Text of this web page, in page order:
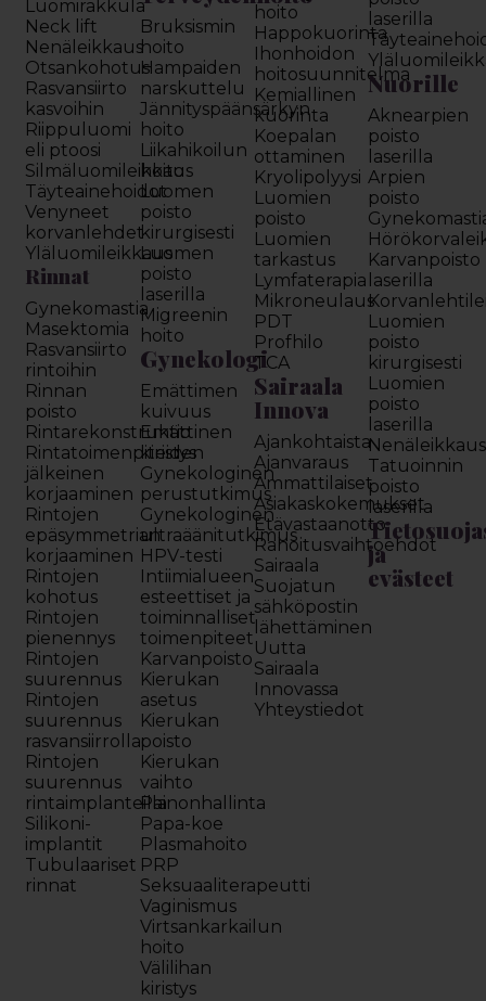
Luomirakkula
Neck lift
Nenäleikkaus
Otsankohotus
Rasvansiirto
kasvoihin
Riippuluomi
eli ptoosi
Silmäluomileikkaus
Täyteainehoidot
Venyneet
korvanlehdet
Yläluomileikkaus
Rinnat
Gynekomastia
Masektomia
Rasvansiirto
rintoihin
Rinnan
poisto
Rintarekonstruktio
Rintatoimenpiteiden
jälkeinen
korjaaminen
Rintojen
epäsymmetrian
korjaaminen
Rintojen
kohotus
Rintojen
pienennys
Rintojen
suurennus
Rintojen
suurennus
rasvansiirrolla
Rintojen
suurennus
rintaimplanteilla
Silikoni-
implantit
Tubulaariset
rinnat
Bruksismin
hoito
Hampaiden
narskuttelu
Jännityspäänsärkyn
hoito
Liikahikoilun
hoito
Luomen
poisto
kirurgisesti
Luomen
poisto
laserilla
Migreenin
hoito
Gynekologi
Emättimen
kuivuus
Emättinen
kiristys
Gynekologinen
perustutkimus
Gynekologinen
ultraäänitutkimus
HPV-testi
Intiimialueen
esteettiset ja
toiminnalliset
toimenpiteet
Karvanpoisto
Kierukan
asetus
Kierukan
poisto
Kierukan
vaihto
Painonhallinta
Papa-koe
Plasmahoito
PRP
Seksuaaliterapeutti
Vaginismus
Virtsankarkailun
hoito
Välilihan
kiristys
hoito
Happokuorinta
Ihonhoidon
hoitosuunnitelma
Kemiallinen
kuorinta
Koepalan
ottaminen
Kryolipolyysi
Luomien
poisto
Luomien
tarkastus
Lymfaterapia
Mikroneulaus
PDT
Profhilo
TCA
Sairaala
Innova
Ajankohtaista
Ajanvaraus
Ammattilaiset
Asiakaskokemukset
Etävastaanotto
Rahoitusvaihtoehdot
Sairaala
Suojatun
sähköpostin
lähettäminen
Uutta
Sairaala
Innovassa
Yhteystiedot
laserilla
Nuorille
Aknearpien
poisto
laserilla
Arpien
poisto
Karvanpoisto
laserilla
Luomien
poisto
kirurgisesti
Luomien
poisto
laserilla
Nenäleikkaus
Tatuoinnin
poisto
laserilla
ja
evästeet